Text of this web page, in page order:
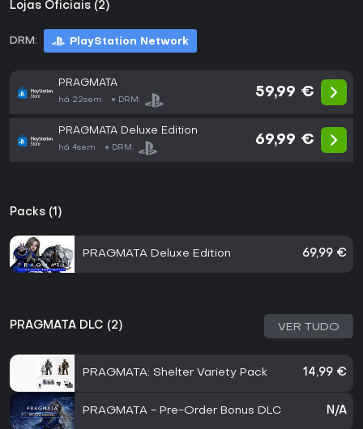
Lojas Oficiais (2)
DRM: PlayStation Network
PRAGMATA
há 22sem DRM:
59,99 €
PRAGMATA Deluxe Edition
há 4sem DRM:
69,99 €
Packs (1)
PRAGMATA Deluxe Edition 69,99 €
PRAGMATA DLC (2) VER TUDO
PRAGMATA: Shelter Variety Pack 14,99 €
PRAGMATA - Pre-Order Bonus DLC N/A